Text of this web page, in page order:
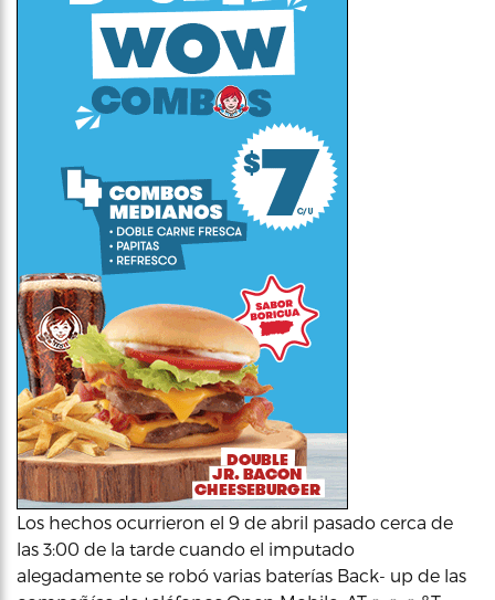
Los hechos ocurrieron el 9 de abril pasado cerca de
las 3:00 de la tarde cuando el imputado
alegadamente se robó varias baterías Back- up de las